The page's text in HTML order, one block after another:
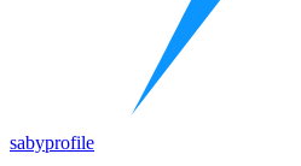
sabyprofile